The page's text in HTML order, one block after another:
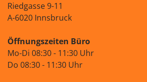
Riedgasse 9-11
A-6020 Innsbruck
Öffnungszeiten Büro
Mo-Di 08:30 - 11:30 Uhr
Do 08:30 - 11:30 Uhr